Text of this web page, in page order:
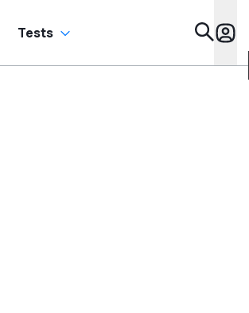
Tests